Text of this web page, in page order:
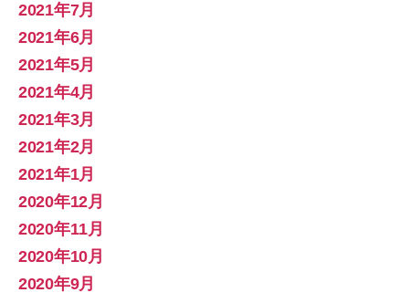
2021年7月
2021年6月
2021年5月
2021年4月
2021年3月
2021年2月
2021年1月
2020年12月
2020年11月
2020年10月
2020年9月